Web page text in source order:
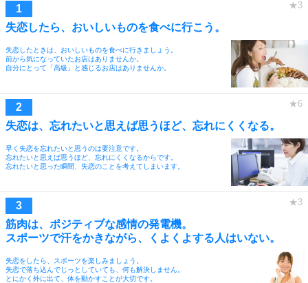
失恋したら、おいしいものを食べに行こう。
失恋したときは、おいしいものを食べに行きましょう。
前から気になっていたお店はありませんか。
自分にとって「高級」と感じるお店はありませんか。
失恋は、忘れたいと思えば思うほど、忘れにくくなる。
早く失恋を忘れたいと思うのは要注意です。
忘れたいと思えば思うほど、忘れにくくなるからです。
忘れたいと思った瞬間、失恋のことを考えてしまいます。
筋肉は、ポジティブな感情の発電機。
スポーツで汗をかきながら、くよくよする人はいない。
失恋をしたら、スポーツを楽しみましょう。
失恋で落ち込んでじっとしていても、何も解決しません。
とにかく外に出て、体を動かすことが大切です。